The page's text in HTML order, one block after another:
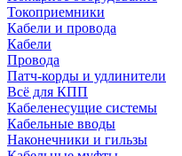
Токоприемники
Кабели и провода
Кабели
Провода
Патч-корды и удлинители
Всё для КПП
Кабеленесущие системы
Кабельные вводы
Наконечники и гильзы